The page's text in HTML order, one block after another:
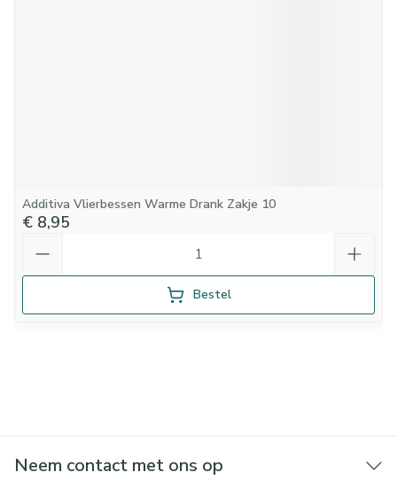
Additiva Vlierbessen Warme Drank Zakje 10
€ 8,95
Bestel
Neem contact met ons op